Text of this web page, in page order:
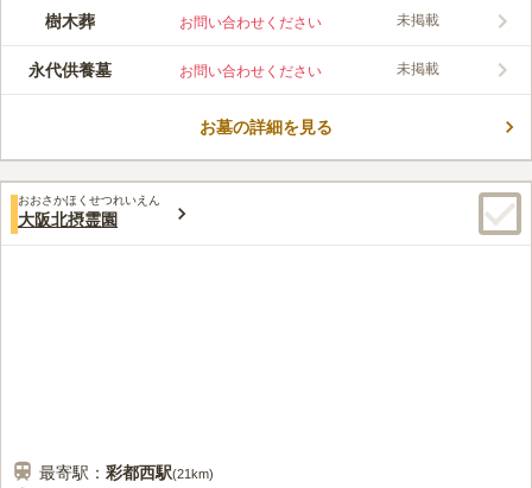
ており、清々しい空気の中で、気持ちよく故人と向き合うことが
できます。 休憩所や売店を完備しており、線香やロウソクを購
を借りることもできます。 お墓参りの荷物が少なくて済むのも
魅力のひとつです。 2010年（平成22年）3月には合葬式墓地も
開設されました。毎年10月1日に合葬式墓地の献花式が執り行わ
自宅からマイカーで30分程度の距離にあり、最寄りの「瓜破駅」
周辺には食事処や花店などもあるが、墓地そのものには最近になって
「花」だけを販売している墓屋が出来た程度なので毎回事前に自宅で準備
してからお参りに行っている。直近の幹線道には大型のレストランなどが
多くあるので10人程度なら予約なしでも困ることはない。
口コミの続きを読む
樹木葬 お問い合わせください 未掲載
永代供養墓 お問い合わせください 未掲載
お墓の詳細を見る
おおさかほくせつれいえん
大阪北摂霊園
最寄駅： 彩都西駅(21km)